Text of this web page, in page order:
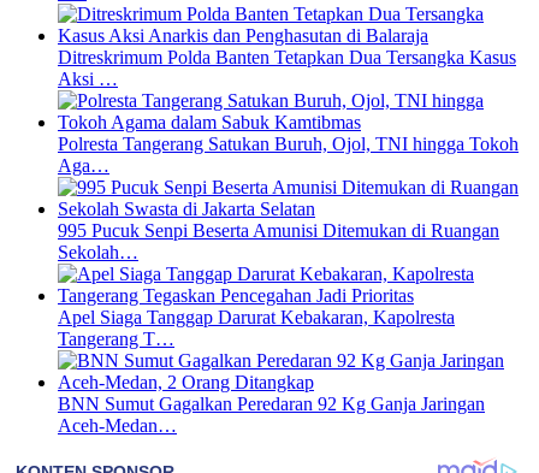
Ditreskrimum Polda Banten Tetapkan Dua Tersangka Kasus
Aksi …
Polresta Tangerang Satukan Buruh, Ojol, TNI hingga Tokoh
Aga…
995 Pucuk Senpi Beserta Amunisi Ditemukan di Ruangan
Sekolah…
Apel Siaga Tanggap Darurat Kebakaran, Kapolresta
Tangerang T…
BNN Sumut Gagalkan Peredaran 92 Kg Ganja Jaringan
Aceh-Medan…